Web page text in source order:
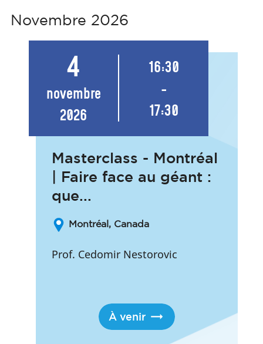
Novembre 2026
4
novembre
2026
16:30
-
17:30
Masterclass - Montréal
| Faire face au géant :
que...
Montréal, Canada
Prof. Cedomir Nestorovic
À venir